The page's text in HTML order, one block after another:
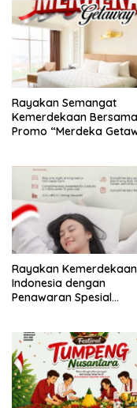
Rayakan Semangat
Kemerdekaan Bersama
Promo “Merdeka
Rayakan Kemerdekaan
Indonesia dengan
Penawaran Spesial
Randu